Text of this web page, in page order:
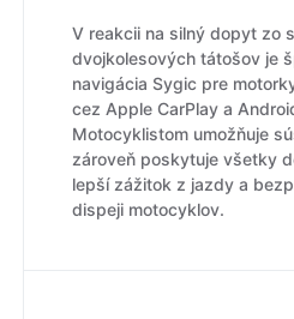
V reakcii na silný dopyt zo
dvojkolesových tátošov je
navigácia Sygic pre
cez Apple CarPlay a
Motocyklistom umožňuje
zároveň poskytuje všetky
lepší zážitok z jazdy a
dispeji motocyklov.